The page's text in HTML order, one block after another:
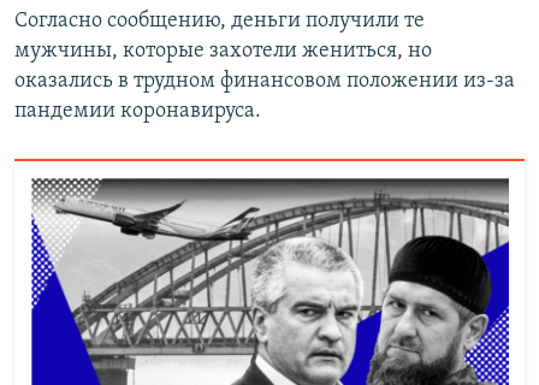
Согласно сообщению, деньги получили те
мужчины, которые захотели жениться, но
оказались в трудном финансовом положении из-за
пандемии коронавируса.